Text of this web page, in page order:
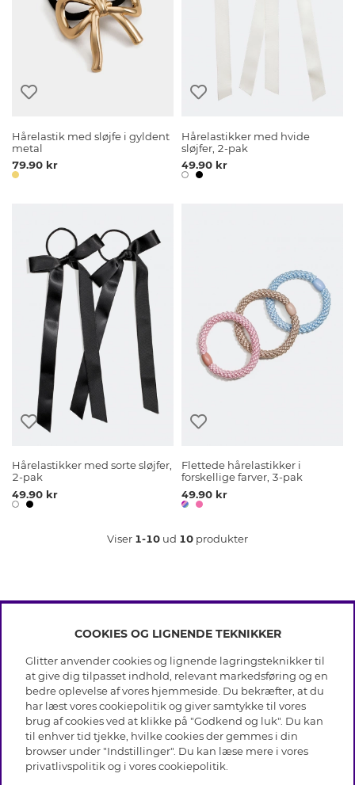
Hårelastik med sløjfe i gyldent
metal
79.90 kr
Hårelastikker med hvide
sløjfer, 2-pak
49.90 kr
Hårelastikker med sorte sløjfer,
2-pak
49.90 kr
Flettede hårelastikker i
forskellige farver, 3-pak
49.90 kr
Viser 1-10 ud 10 produkter
INFO
Betingelser
Databeskyttelsespolitik
Cookies
Medlemsbetingelser
Job hos Glitter
Tilbagekaldelse
Gavekortsaldo
OM GLITTER
Black Friday
Vores butikker
Brands
Virksomhedens historie
HJÆLP
Ofte stillede spørsmål
Kundeservice
COOKIES OG LIGNENDE TEKNIKKER
Glitter anvender cookies og lignende lagringsteknikker til
at give dig tilpasset indhold, relevant markedsføring og en
bedre oplevelse af vores hjemmeside. Du bekræfter, at du
har læst vores cookiepolitik og giver samtykke til vores
brug af cookies ved at klikke på "Godkend og luk". Du kan
til enhver tid tjekke, hvilke cookies der gemmes i din
browser under "Indstillinger". Du kan læse mere i vores
privatlivspolitik og i vorescookiepolitik